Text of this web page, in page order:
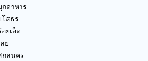
กดาหาร
โสธร
ยเอ็ด
ย
กลนคร